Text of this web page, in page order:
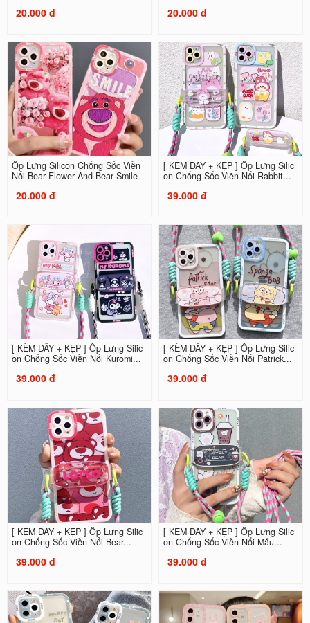
20.000 đ 20.000 đ
Ốp Lưng Silicon Chống Sốc Viền
Nổi Bear Flower And Bear Smile
20.000 đ
[ KÈM DÂY + KẸP ] Ốp Lưng Silic
on Chống Sốc Viền Nổi Rabbit...
39.000 đ
[ KÈM DÂY + KẸP ] Ốp Lưng Silic
on Chống Sốc Viền Nổi Kuromi...
39.000 đ
[ KÈM DÂY + KẸP ] Ốp Lưng Silic
on Chống Sốc Viền Nổi Patrick...
39.000 đ
[ KÈM DÂY + KẸP ] Ốp Lưng Silic
on Chống Sốc Viền Nổi Bear...
39.000 đ
[ KÈM DÂY + KẸP ] Ốp Lưng Silic
on Chống Sốc Viền Nổi Mẫu...
39.000 đ